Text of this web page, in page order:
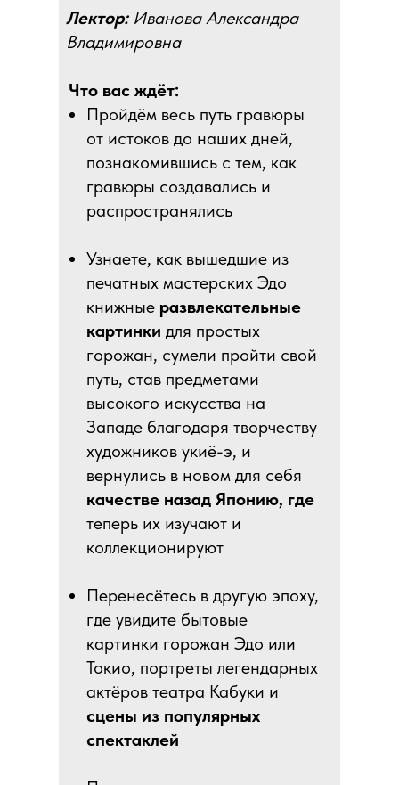
Что вас ждёт:
Пройдём весь путь гравюры
от истоков до наших дней,
познакомившись с тем, как
гравюры создавались и
распространялись
Узнаете, как вышедшие из
печатных мастерских Эдо
книжные развлекательные
картинки для простых
горожан, сумели пройти свой
путь, став предметами
высокого искусства на
Западе благодаря творчеству
художников укиё-э, и
вернулись в новом для себя
качестве назад Японию, где
теперь их изучают и
коллекционируют
Перенесётесь в другую эпоху,
где увидите бытовые
картинки горожан Эдо или
Токио, портреты легендарных
актёров театра Кабуки и
сцены из популярных
спектаклей
Лектор: Иванова Александра
Владимировна